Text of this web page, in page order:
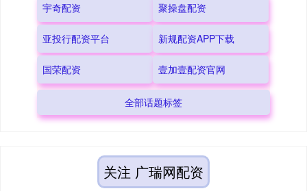
宇奇配资 聚操盘配资
亚投行配资平台 新规配资APP下载
国荣配资 壹加壹配资官网
全部话题标签
关注 广瑞网配资